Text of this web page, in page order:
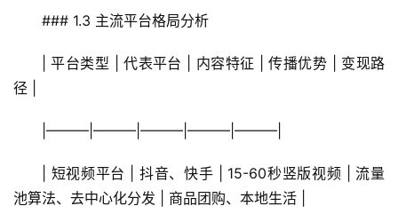
### 1.3 主流平台格局分析
| 平台类型 | 代表平台 | 内容特征 | 传播优势 | 变现路
径 |
|———|———|———|———|———|
| 短视频平台 | 抖音、快手 | 15-60秒竖版视频 | 流量
池算法、去中心化分发 | 商品团购、本地生活 |